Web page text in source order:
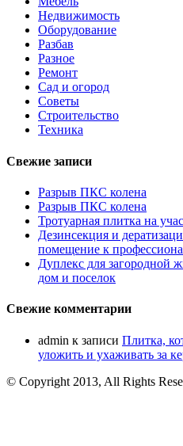
Недвижимость
Оборудование
Разбав
Разное
Ремонт
Сад и огород
Советы
Строительство
Техника
Свежие записи
Разрыв ПКС колена
Разрыв ПКС колена
Тротуарная плитка на
Дезинсекция и
помещение к
Дуплекс для загородной
дом и поселок
Свежие комментарии
admin к записи Плитка,
уложить и ухаживать за
© Copyright 2013, All Rights